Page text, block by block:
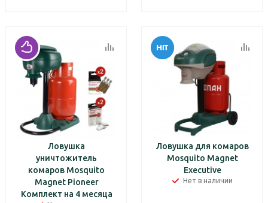
Ловушка
уничтожитель
комаров Mosquito
Magnet Pioneer
Комплект на 4 месяца
Ловушка для комаров
Mosquito Magnet
Executive
Нет в наличии